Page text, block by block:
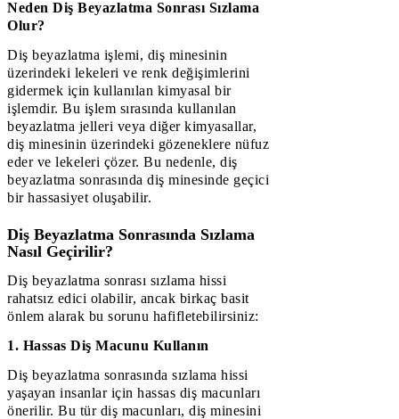
Neden Diş Beyazlatma Sonrası Sızlama
Olur?
Diş beyazlatma işlemi, diş minesinin
üzerindeki lekeleri ve renk değişimlerini
gidermek için kullanılan kimyasal bir
işlemdir. Bu işlem sırasında kullanılan
beyazlatma jelleri veya diğer kimyasallar,
diş minesinin üzerindeki gözeneklere nüfuz
eder ve lekeleri çözer. Bu nedenle, diş
beyazlatma sonrasında diş minesinde geçici
bir hassasiyet oluşabilir.
Diş Beyazlatma Sonrasında Sızlama
Nasıl Geçirilir?
Diş beyazlatma sonrası sızlama hissi
rahatsız edici olabilir, ancak birkaç basit
önlem alarak bu sorunu hafifletebilirsiniz:
1. Hassas Diş Macunu Kullanın
Diş beyazlatma sonrasında sızlama hissi
yaşayan insanlar için hassas diş macunları
önerilir. Bu tür diş macunları, diş minesini